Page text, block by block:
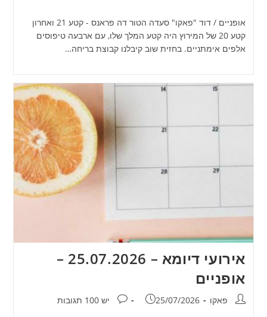
אופניים / דוד "פאקו" סעדה הטור דה פראנס - קטע 21 ואחרון
קטע 20 של המירוץ היה קטע המלך שלו, עם ארבעה טיפוסים
אלפים אימתניים. בחזית שוב קיבלנו קבוצת בריחה…
אירועי דיומא – 25.07.2026 –
אופניים
מחבר:פאקו פורסם:
25/07/2026 תגובות:
יש 100 תגובות